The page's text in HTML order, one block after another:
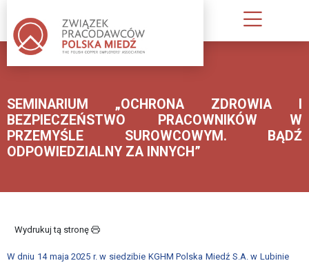
O
NAS
KIM
JESTEŚMY
INFORMACJA
ZWIĄZKU
SEMINARIUM „OCHRONA ZDROWIA I
BEZPIECZEŃSTWO PRACOWNIKÓW W
PRZEMYŚLE SUROWCOWYM. BĄDŹ
ODPOWIEDZIALNY ZA INNYCH”
Wydrukuj tą stronę
W dniu 14 maja 2025 r. w siedzibie KGHM Polska Miedź S.A. w Lubinie